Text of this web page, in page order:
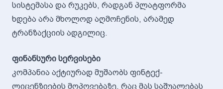
სისტემასა და რუკებს, რადგან პლატფორმა
ხდება არა მხოლოდ აღმოჩენის, არამედ
ტრანზაქციის ადგილიც.
ფინანსური სერვისები
კომპანია აქტიურად მუშაობს ფინტექ-
ლიცენზიების მოპოვებაზე, რაც მას საშუალებას